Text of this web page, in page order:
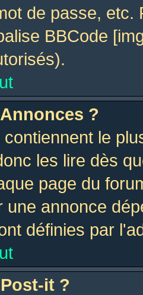
de passe,
BBCode
?
contiennent le
les lire dès
page du
une annonce
définies par
it ?